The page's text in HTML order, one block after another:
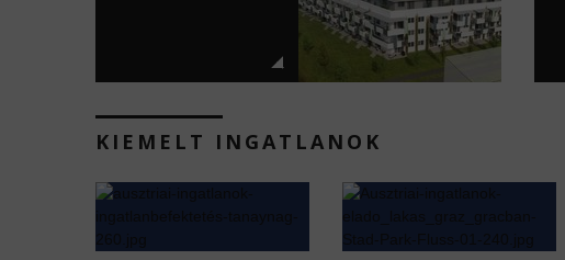
KIEMELT INGATLANOK